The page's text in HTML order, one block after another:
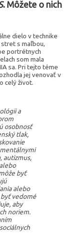
. Môžete o nich
dielo v technike
s maľbou,
portrétnych
som mala
sa. Pri tejto téme
jej venovať v
celý život.
a
osobnosť
tlak,
autizmus,
byť
alebo
vedomé
aby
noriem.